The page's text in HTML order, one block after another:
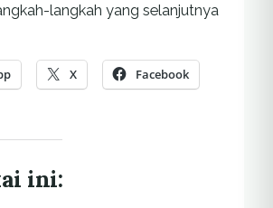
langkah yang selanjutnya
X Facebook
ini: